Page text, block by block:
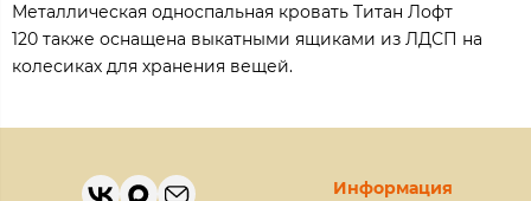
Металлическая односпальная кровать Титан Лофт
120 также оснащена выкатными ящиками из ЛДСП на
колесиках для хранения вещей.
Информация